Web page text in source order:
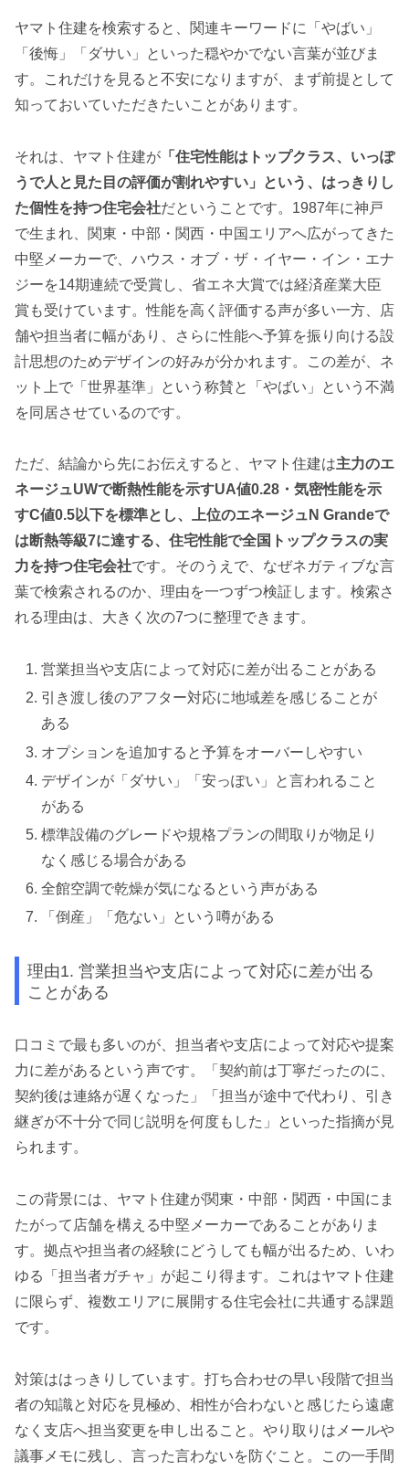
ヤマト住建を検索すると、関連キーワードに「やばい」
「後悔」「ダサい」といった穏やかでない言葉が並びま
す。これだけを見ると不安になりますが、まず前提として
知っておいていただきたいことがあります。
それは、ヤマト住建が 「住宅性能はトップクラス、いっぽ
うで人と見た目の評価が割れやすい」という、はっきりし
た個性を持つ住宅会社だということです。1987年に神戸
で生まれ、関東・中部・関西・中国エリアへ広がってきた
中堅メーカーで、ハウス・オブ・ザ・イヤー・イン・エナ
ジーを14期連続で受賞し、省エネ大賞では経済産業大臣
賞も受けています。性能を高く評価する声が多い一方、店
舗や担当者に幅があり、さらに性能へ予算を振り向ける設
計思想のためデザインの好みが分かれます。この差が、ネ
ット上で「世界基準」という称賛と「やばい」という不満
を同居させているのです。
ただ、結論から先にお伝えすると、ヤマト住建は主力のエ
ネージュUWで断熱性能を示すUA値0.28・気密性能を示
すC値0.5以下を標準とし、上位のエネージュN Grandeで
は断熱等級7に達する、住宅性能で全国トップクラスの実
力を持つ住宅会社です。そのうえで、なぜネガティブな言
葉で検索されるのか、理由を一つずつ検証します。検索さ
れる理由は、大きく次の7つに整理できます。
営業担当や支店によって対応に差が出ることがある
引き渡し後のアフター対応に地域差を感じることが
ある
オプションを追加すると予算をオーバーしやすい
デザインが「ダサい」「安っぽい」と言われること
がある
標準設備のグレードや規格プランの間取りが物足り
なく感じる場合がある
全館空調で乾燥が気になるという声がある
「倒産」「危ない」という噂がある
理由1. 営業担当や支店によって対応に差が出る
ことがある
口コミで最も多いのが、担当者や支店によって対応や提案
力に差があるという声です。「契約前は丁寧だったのに、
契約後は連絡が遅くなった」「担当が途中で代わり、引き
継ぎが不十分で同じ説明を何度もした」といった指摘が見
られます。
この背景には、ヤマト住建が関東・中部・関西・中国にま
たがって店舗を構える中堅メーカーであることがありま
す。拠点や担当者の経験にどうしても幅が出るため、いわ
ゆる「担当者ガチャ」が起こり得ます。これはヤマト住建
に限らず、複数エリアに展開する住宅会社に共通する課題
です。
対策ははっきりしています。打ち合わせの早い段階で担当
者の知識と対応を見極め、相性が合わないと感じたら遠慮
なく支店へ担当変更を申し出ること。やり取りはメールや
議事メモに残し、言った言わないを防ぐこと。この一手間